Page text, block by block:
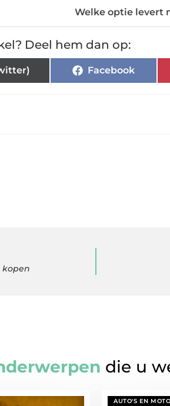
Welke optie levert
Deel hem dan op:
Facebook
kopen
die u
AUTO'S EN